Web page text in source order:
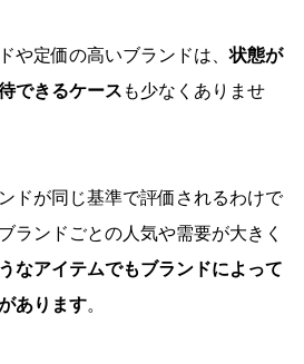
や定価の高いブランドは、状態が
できるケース も少なくありませ
ドが同じ基準で評価されるわけで
ランドごとの人気や需要が大きく
なアイテムでもブランドによって
あります。